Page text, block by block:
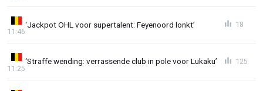
‘Jackpot OHL voor supertalent: Feyenoord lonkt’
11:46
18
‘Straffe wending: verrassende club in pole voor Lukaku’
11:25
125